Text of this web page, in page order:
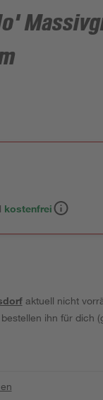
kostenfrei
aktuell nicht
ihn für dich